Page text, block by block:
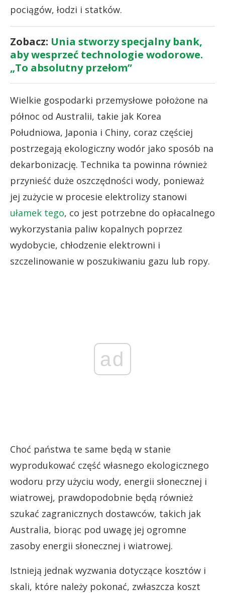
pociągów, łodzi i statków.
Zobacz: Unia stworzy specjalny bank,
aby wesprzeć technologie wodorowe.
„To absolutny przełom”
Wielkie gospodarki przemysłowe położone na
północ od Australii, takie jak Korea
Południowa, Japonia i Chiny, coraz częściej
postrzegają ekologiczny wodór jako sposób na
dekarbonizację. Technika ta powinna również
przynieść duże oszczędności wody, ponieważ
jej zużycie w procesie elektrolizy stanowi
ułamek tego, co jest potrzebne do opłacalnego
wykorzystania paliw kopalnych poprzez
wydobycie, chłodzenie elektrowni i
szczelinowanie w poszukiwaniu gazu lub ropy.
ad
Choć państwa te same będą w stanie
wyprodukować część własnego ekologicznego
wodoru przy użyciu wody, energii słonecznej i
wiatrowej, prawdopodobnie będą również
szukać zagranicznych dostawców, takich jak
Australia, biorąc pod uwagę jej ogromne
zasoby energii słonecznej i wiatrowej.
Istnieją jednak wyzwania dotyczące kosztów i
skali, które należy pokonać, zwłaszcza koszt